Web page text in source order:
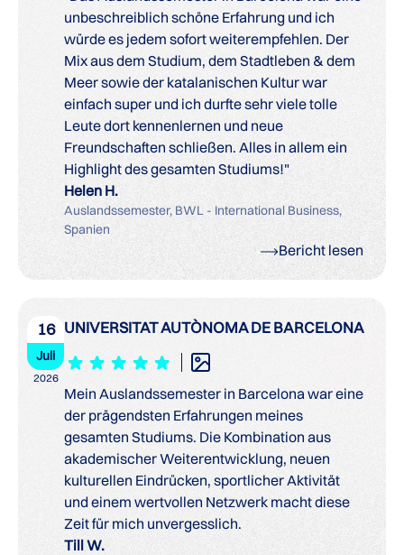
unbeschreiblich schöne Erfahrung und ich
würde es jedem sofort weiterempfehlen. Der
Mix aus dem Studium, dem Stadtleben & dem
Meer sowie der katalanischen Kultur war
einfach super und ich durfte sehr viele tolle
Leute dort kennenlernen und neue
Freundschaften schließen. Alles in allem ein
Highlight des gesamten Studiums!"
Helen H.
Auslandssemester, BWL - International Business,
Spanien
Bericht lesen
16
Juli
2026
UNIVERSITAT AUTÒNOMA DE BARCELONA
Mein Auslandssemester in Barcelona war eine
der prägendsten Erfahrungen meines
gesamten Studiums. Die Kombination aus
akademischer Weiterentwicklung, neuen
kulturellen Eindrücken, sportlicher Aktivität
und einem wertvollen Netzwerk macht diese
Zeit für mich unvergesslich.
Till W.